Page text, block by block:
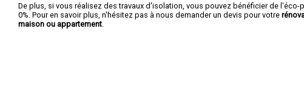
De plus, si vous réalisez des travaux d'isolation, vous pouvez bénéficier de l'éco-
0%. Pour en savoir plus, n'hésitez pas à nous demander un devis pour votre
maison ou appartement